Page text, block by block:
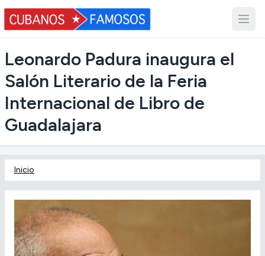
Leonardo Padura inaugura el
Salón Literario de la Feria
Internacional de Libro de
Guadalajara
Inicio